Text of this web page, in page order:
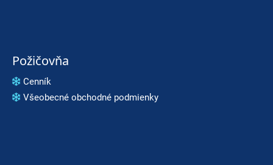
Požičovňa
Cenník
Všeobecné obchodné podmienky